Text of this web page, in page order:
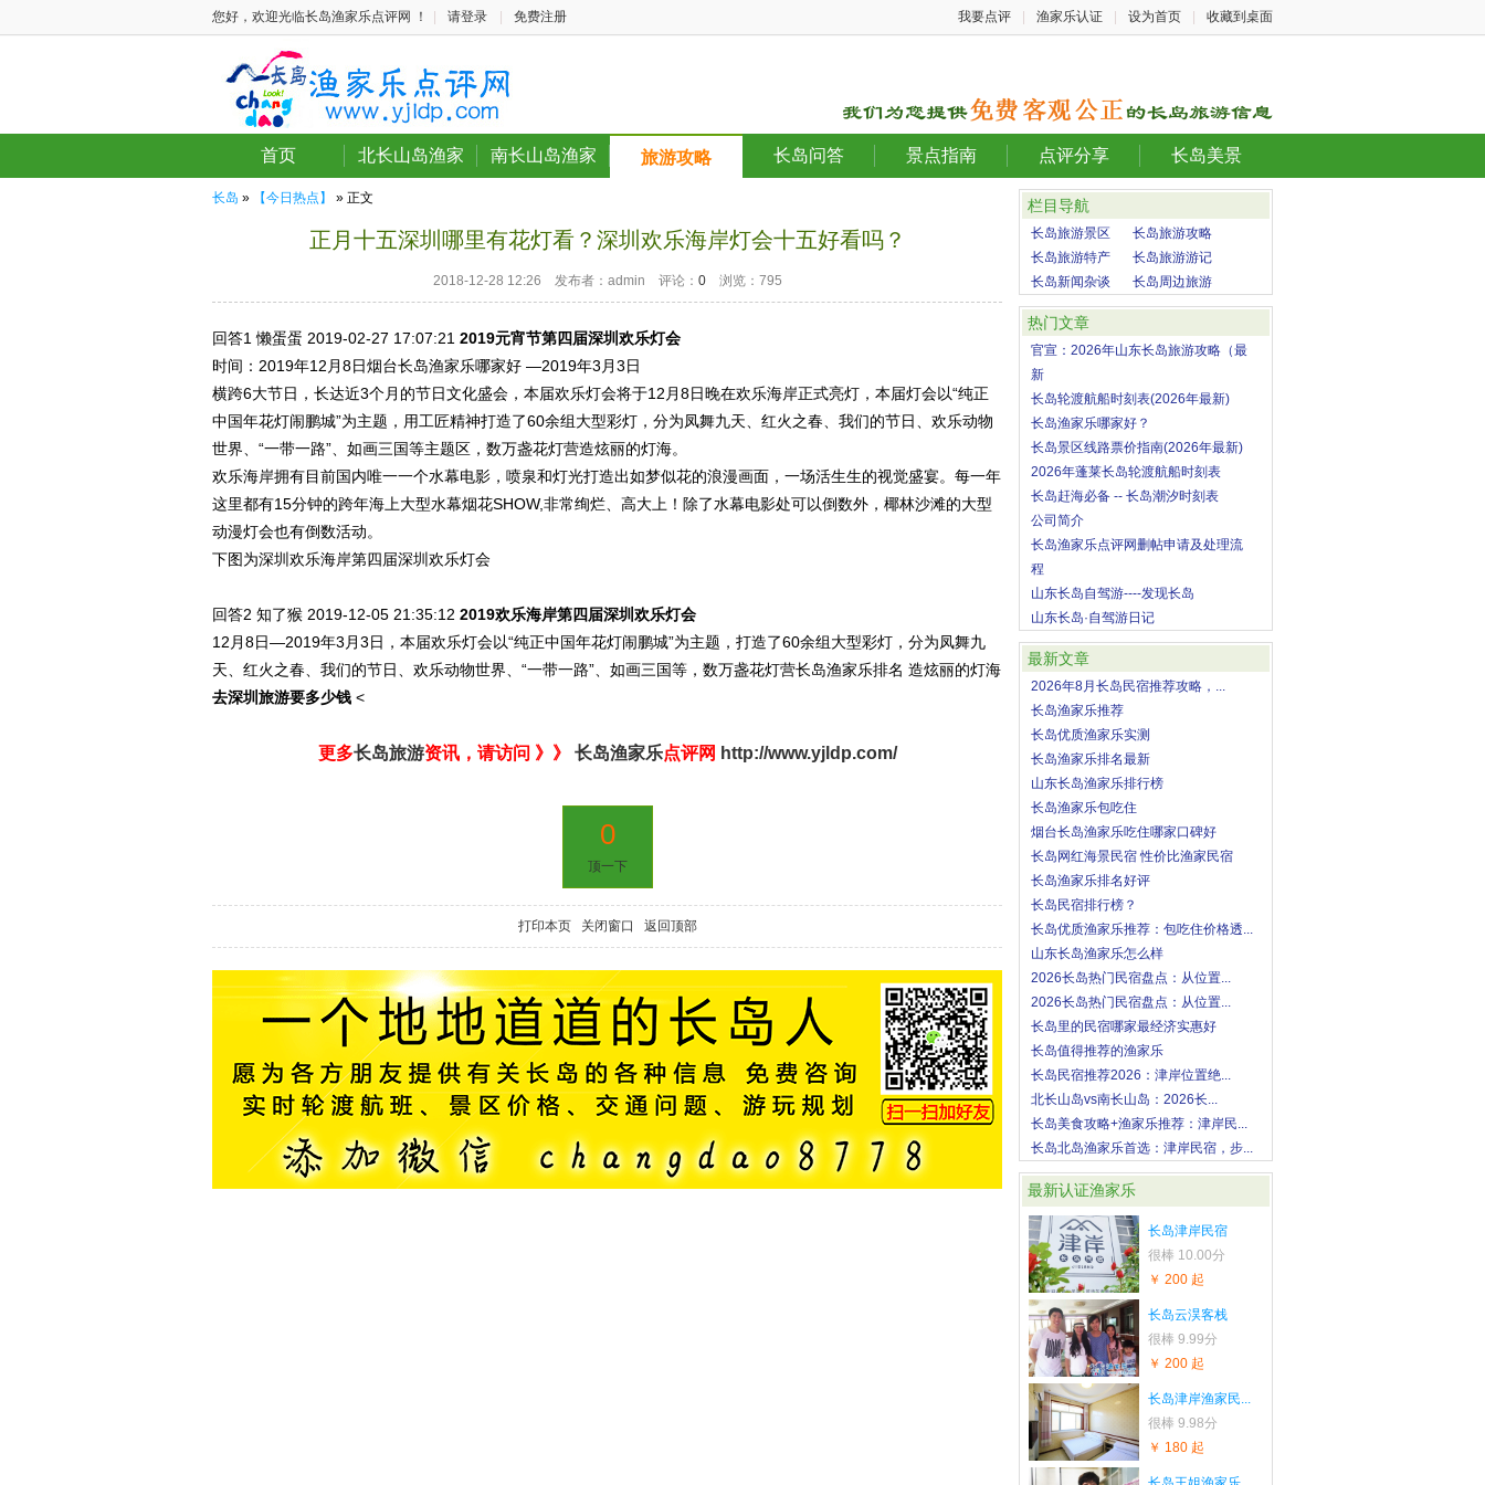
您好，欢迎光临长岛渔家乐点评网 ！ 请登录 免费注册 我要点评 渔家乐认证 设为首页 收藏到桌面
首页 北长山岛渔家 南长山岛渔家 旅游攻略 长岛问答 景点指南 点评分享 长岛美景
长岛 » 【今日热点】 » 正文
正月十五深圳哪里有花灯看？深圳欢乐海岸灯会十五好看吗？
2018-12-28 12:26 发布者：admin 评论： 0浏览：795
回答1 懒蛋蛋 2019-02-27 17:07:21 2019元宵节第四届深圳欢乐灯会
时间：2019年12月8日烟台长岛渔家乐哪家好 —2019年3月3日
横跨6大节日，长达近3个月的节日文化盛会，本届欢乐灯会将于12月8日晚在欢乐海岸正式亮灯，本届灯会以“纯正
中国年花灯闹鹏城”为主题，用工匠精神打造了60余组大型彩灯，分为凤舞九天、红火之春、我们的节日、欢乐动物
世界、“一带一路”、如画三国等主题区，数万盏花灯营造炫丽的灯海。
欢乐海岸拥有目前国内唯一一个水幕电影，喷泉和灯光打造出如梦似花的浪漫画面，一场活生生的视觉盛宴。每一年
这里都有15分钟的跨年海上大型水幕烟花SHOW,非常绚烂、高大上！除了水幕电影处可以倒数外，椰林沙滩的大型
动漫灯会也有倒数活动。
下图为深圳欢乐海岸第四届深圳欢乐灯会
回答2 知了猴 2019-12-05 21:35:12 2019欢乐海岸第四届深圳欢乐灯会
12月8日—2019年3月3日 ，本届欢乐灯会以“纯正中国年花灯闹鹏城”为主题，打造了60余组大型彩灯，分为凤舞九
天、红火之春、我们的节日、欢乐动物世界、“一带一路”、如画三国等，数万盏花灯营长岛渔家乐排名 造炫丽的灯海
去深圳旅游要多少钱 <
更多长岛旅游资讯，请访问 》》 长岛渔家乐点评网 http://www.yjldp.com/
0
顶一下
打印本页 关闭窗口 返回顶部
栏目导航
长岛旅游景区
长岛旅游攻略
长岛旅游特产
长岛旅游游记
长岛新闻杂谈
长岛周边旅游
热门文章
官宣：2026年山东长岛旅游攻略（最
新
长岛轮渡航船时刻表(2026年最新)
长岛渔家乐哪家好？
长岛景区线路票价指南(2026年最新)
2026年蓬莱长岛轮渡航船时刻表
长岛赶海必备 -- 长岛潮汐时刻表
公司简介
长岛渔家乐点评网删帖申请及处理流
程
山东长岛自驾游----发现长岛
山东长岛·自驾游日记
最新文章
2026年8月长岛民宿推荐攻略，...
长岛渔家乐推荐
长岛优质渔家乐实测
长岛渔家乐排名最新
山东长岛渔家乐排行榜
长岛渔家乐包吃住
烟台长岛渔家乐吃住哪家口碑好
长岛网红海景民宿 性价比渔家民宿
长岛渔家乐排名好评
长岛民宿排行榜？
长岛优质渔家乐推荐：包吃住价格透...
山东长岛渔家乐怎么样
2026长岛热门民宿盘点：从位置...
2026长岛热门民宿盘点：从位置...
长岛里的民宿哪家最经济实惠好
长岛值得推荐的渔家乐
长岛民宿推荐2026：津岸位置绝...
北长山岛vs南长山岛：2026长...
长岛美食攻略+渔家乐推荐：津岸民...
长岛北岛渔家乐首选：津岸民宿，步...
最新认证渔家乐
长岛津岸民宿
很棒 10.00分
￥ 200 起
长岛云淏客栈
很棒 9.99分
￥ 200 起
长岛津岸渔家民...
很棒 9.98分
￥ 180 起